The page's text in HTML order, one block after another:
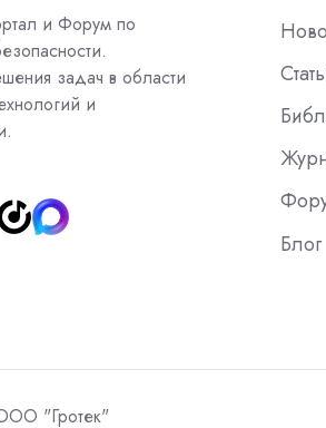
и Форум по
задач в области
и
Блог
"Гротек"